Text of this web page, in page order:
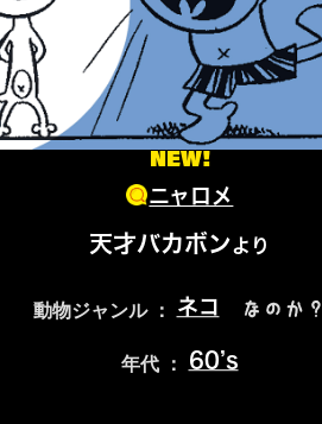
NEW!
ニャロメ
天才バカボンより
動物ジャンル ： ネコ なのか？
年代 ： 60’s